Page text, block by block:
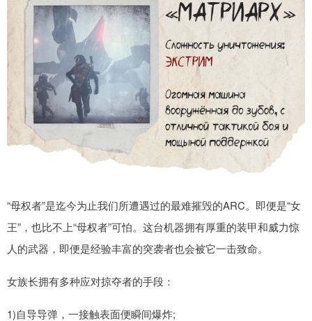
“母权者”是迄今为止我们所遭遇过的最难摧毁的ARC。即便是“女
王”，也比不上“母权者”可怕。这台机器拥有厚重的装甲和威力惊
人的武器，即便是经验丰富的突袭者也会被它一击致命。
女族长拥有多种应对掠夺者的手段：
1)自导导弹，一接触表面便瞬间爆炸;